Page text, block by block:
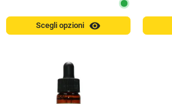
Scegli opzioni visibility